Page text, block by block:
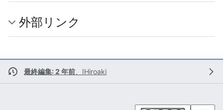
外部リンク
最終編集: 2 年前 IHiroaki